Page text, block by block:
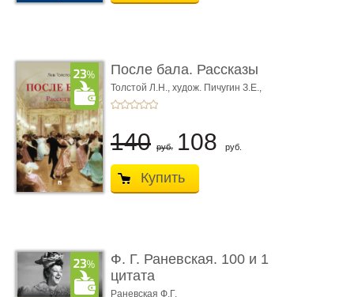
После бала. Рассказы
Толстой Л.Н., худож. Пичугин З.Е.,
худож. Лебедев А.И.,
140 руб. 108 руб.
Купить
Ф. Г. Раневская. 100 и 1
цитата
Раневская Ф.Г.